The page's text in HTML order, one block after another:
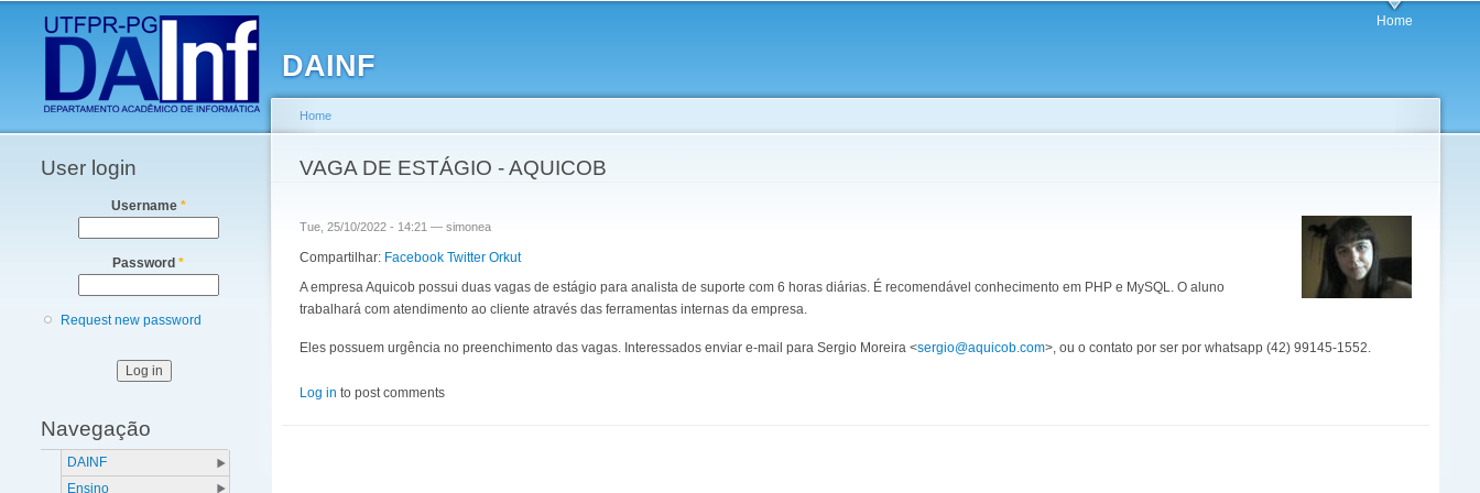
DAINF
Main menu Home
User login
Username *
Password *
Request new password
Navegação
DAINF
Ensino
You are here
Home
VAGA DE ESTÁGIO - AQUICOB
Tue, 25/10/2022 - 14:21 — simonea
Compartilhar: Facebook Twitter Orkut
A empresa Aquicob possui duas vagas de estágio para analista de suporte com 6 horas diárias. É recomendável conhecimento em PHP e MySQL. O aluno
trabalhará com atendimento ao cliente através das ferramentas internas da empresa.
Eles possuem urgência no preenchimento das vagas. Interessados enviar e-mail para Sergio Moreira <sergio@aquicob.com>, ou o contato por ser por whatsapp (42) 99145-1552.
Log in to post comments